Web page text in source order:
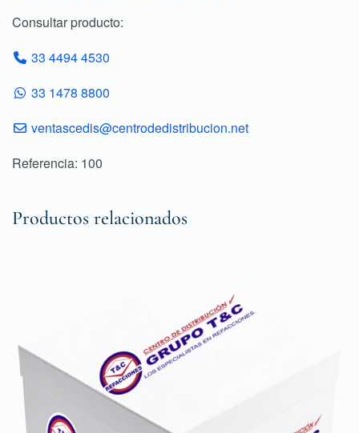
Consultar producto:
33 4494 4530
33 1478 8800
ventascedis@centrodedistribucion.net
Referencia: 100
Productos relacionados